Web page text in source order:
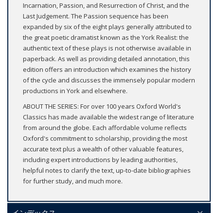
Incarnation, Passion, and Resurrection of Christ, and the
Last Judgement. The Passion sequence has been
expanded by six of the eight plays generally attributed to
the great poetic dramatist known as the York Realist: the
authentic text of these plays is not otherwise available in
paperback. As well as providing detailed annotation, this
edition offers an introduction which examines the history
of the cycle and discusses the immensely popular modern
productions in York and elsewhere.
ABOUT THE SERIES: For over 100 years Oxford World's
Classics has made available the widest range of literature
from around the globe. Each affordable volume reflects
Oxford's commitment to scholarship, providing the most
accurate text plus a wealth of other valuable features,
including expert introductions by leading authorities,
helpful notes to clarify the text, up-to-date bibliographies
for further study, and much more.